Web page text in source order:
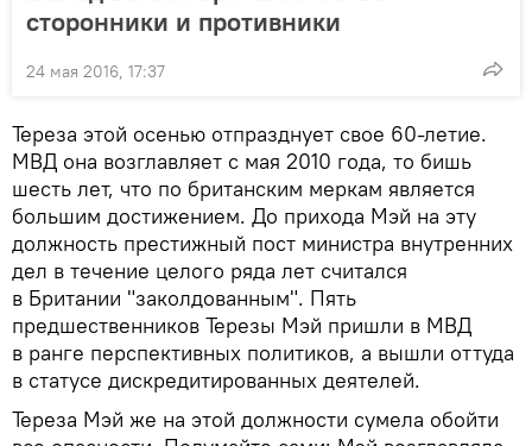
сторонники и противники
24 мая 2016, 17:37
Тереза этой осенью отпразднует свое 60-летие.
МВД она возглавляет с мая 2010 года, то бишь
шесть лет, что по британским меркам является
большим достижением. До прихода Мэй на эту
должность престижный пост министра внутренних
дел в течение целого ряда лет считался
в Британии "заколдованным". Пять
предшественников Терезы Мэй пришли в МВД
в ранге перспективных политиков, а вышли оттуда
в статусе дискредитированных деятелей.
Тереза Мэй же на этой должности сумела обойти